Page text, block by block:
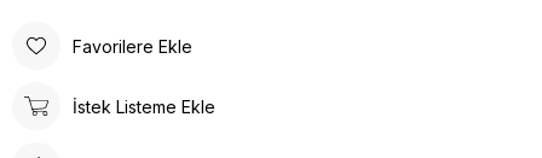
95 cm
Ürün Ölçüsü
Favorilere Ekle
İstek Listeme Ekle